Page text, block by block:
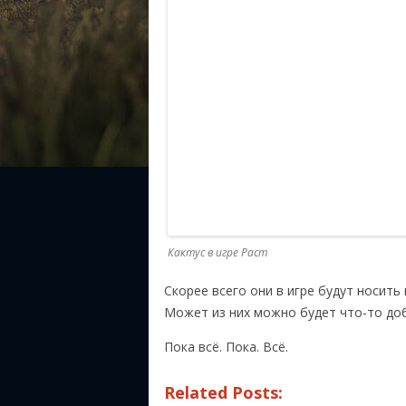
Кактус в игре Раст
Скорее всего они в игре будут
Может из них можно будет что-то
Пока всё. Пока. Всё.
Related Posts: